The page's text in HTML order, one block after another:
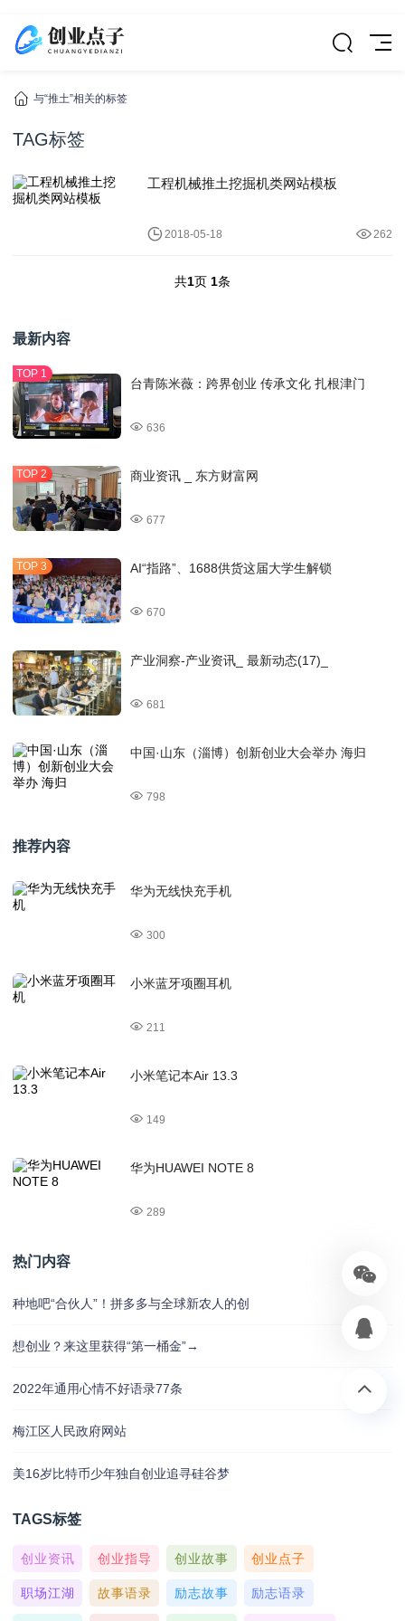
与“推土”相关的标签
TAG标签
工程机械推土挖掘机类网站模板
2018-05-18 262
共1页 1条
最新内容
台青陈米薇：跨界创业 传承文化 扎根津门
636
商业资讯 _ 东方财富网
677
AI“指路”、1688供货这届大学生解锁
670
产业洞察-产业资讯_ 最新动态(17)_
681
中国·山东（淄博）创新创业大会举办 海归
798
推荐内容
华为无线快充手机
300
小米蓝牙项圈耳机
211
小米笔记本Air 13.3
149
华为HUAWEI NOTE 8
289
热门内容
种地吧“合伙人”！拼多多与全球新农人的创
想创业？来这里获得“第一桶金”→
2022年通用心情不好语录77条
梅江区人民政府网站
美16岁比特币少年独自创业追寻硅谷梦
TAGS标签
创业资讯 创业指导 创业故事 创业点子
职场江湖 故事语录 励志故事 励志语录